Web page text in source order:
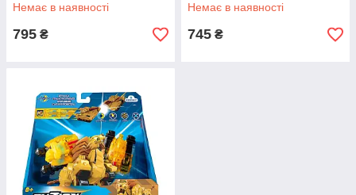
Немає в наявності
795 ₴
Немає в наявності
745 ₴